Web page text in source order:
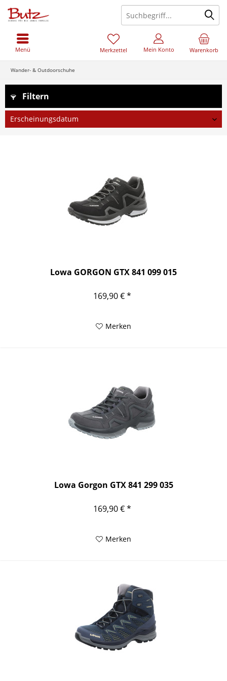
Warenkorb
Merkzettel Mein Konto
Menü
Wander- & Outdoorschuhe
Filtern
Lowa GORGON GTX 841 099 015
169,90 € *
Merken
Lowa Gorgon GTX 841 299 035
169,90 € *
Merken